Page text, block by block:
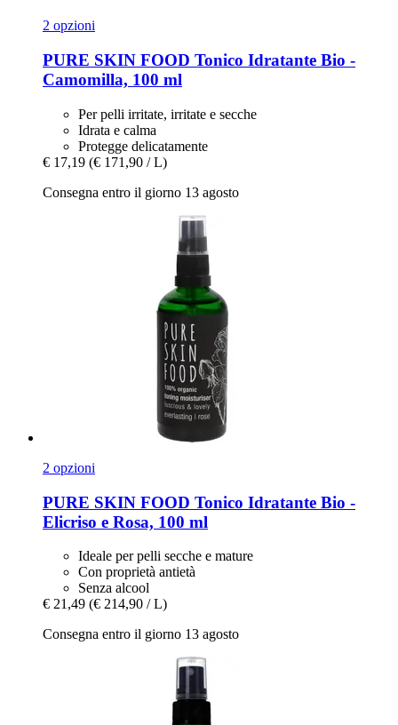
2 opzioni
PURE SKIN FOOD Tonico Idratante Bio -​
Camomilla, 100 ml
Per pelli irritate, irritate e secche
Idrata e calma
Protegge delicatamente
€ 17,19 (€ 171,90 / L)
Consegna entro il giorno 13 agosto
2 opzioni
PURE SKIN FOOD Tonico Idratante Bio -​
Elicriso e Rosa, 100 ml
Ideale per pelli secche e mature
Con proprietà antietà
Senza alcool
€ 21,49 (€ 214,90 / L)
Consegna entro il giorno 13 agosto